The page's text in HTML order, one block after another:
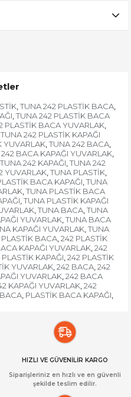
, TUNA 242 PLASTİK BACA,
, TUNA 242 PLASTİK BACA
PLASTİK BACA YUVARLAK,
TUNA 242 PLASTİK KAPAĞI
YUVARLAK, TUNA 242 BACA,
BACA KAPAĞI YUVARLAK,
TUNA 242 KAPAĞI, TUNA 242
YUVARLAK, TUNA PLASTİK,
BACA KAPAĞI, TUNA
, TUNA PLASTİK BACA
, TUNA PLASTİK KAPAĞI
, TUNA BACA, TUNA
YUVARLAK, TUNA BACA
KAPAĞI YUVARLAK, TUNA
BACA, 242 PLASTİK
KAPAĞI YUVARLAK, 242
PLASTİK KAPAĞI, 242 PLASTİK
YUVARLAK, 242 BACA, 242
YUVARLAK, 242 BACA
KAPAĞI YUVARLAK, 242
, PLASTİK BACA KAPAĞI,
HIZLI VE GÜVENİLİR KARGO
Siparişleriniz en hızlı ve en güvenli
şekilde teslim edilir.